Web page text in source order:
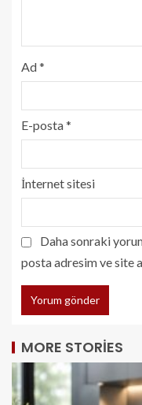
Ad*
E-posta*
İnternet sitesi
Daha sonraki
posta adresim ve site
MORE STORIES